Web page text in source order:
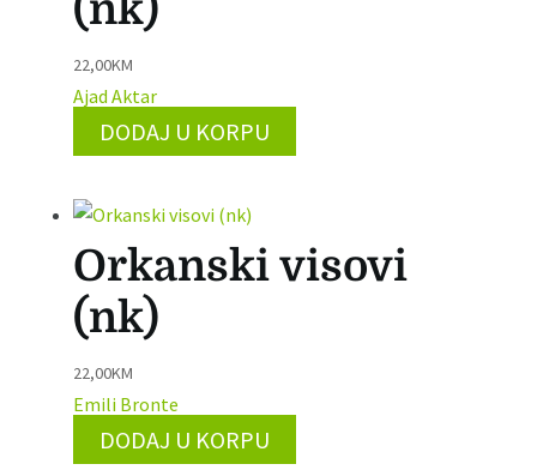
22,00KM
Ajad Aktar
DODAJ U KORPU
Orkanski visovi
(nk)
22,00KM
Emili Bronte
DODAJ U KORPU